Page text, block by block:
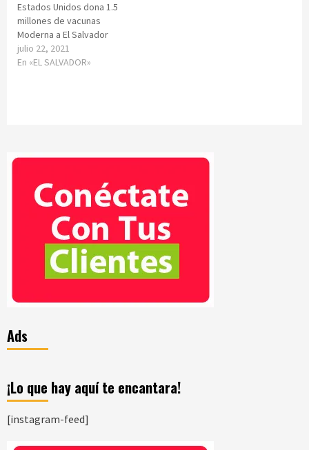
Estados Unidos dona 1.5
millones de vacunas
Moderna a El Salvador
julio 22, 2021
En «EL SALVADOR»
Ads
¡Lo que hay aquí te encantara!
[instagram-feed]